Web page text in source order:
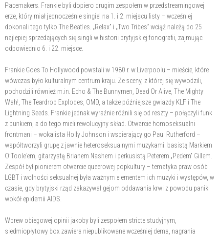
Pacemakers. Frankie byli dopiero drugim zespołem w przedstreamingowej
erze, który miał jednocześnie singiel na 1. i 2. miejscu listy – wcześniej
dokonali tego tylko The Beatles. „Relax” i „Two Tribes” wciąż należą do 25
najlepiej sprzedających się singli w historii brytyjskiej fonografii, zajmując
odpowiednio 6. i 22. miejsce.
Frankie Goes To Hollywood powstali w 1980 r. w Liverpoolu – mieście, które
wówczas było kulturalnym centrum kraju. Ze sceny, z której się wywodzili,
pochodzili również m.in. Echo & The Bunnymen, Dead Or Alive, The Mighty
Wah!, The Teardrop Explodes, OMD, a także późniejsze gwiazdy KLF i The
Lightning Seeds. Frankie jednak wyraźnie różnili się od reszty – połączyli funk
z punkiem, a do tego mieli rewolucyjny skład. Otwarcie homoseksualni
frontmani – wokalista Holly Johnson i wspierający go Paul Rutherford –
współtworzyli grupę z jawnie heteroseksualnymi muzykami: basistą Markiem
O’Toole’em, gitarzystą Brianem Nashem i perkusistą Peterem „Pedem” Gillem.
Zespół był pionierem otwarcie queerowej popkultury – tematyka praw osób
LGBT i wolności seksualnej była ważnym elementem ich muzyki i występów, w
czasie, gdy brytyjski rząd zakazywał gejom oddawania krwi z powodu paniki
wokół epidemii AIDS.
Wbrew obiegowej opinii jakoby byli zespołem stricte studyjnym,
siedmiopłytowy box zawiera niepublikowane wcześniej dema, nagrania